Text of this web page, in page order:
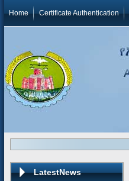
Home Certificate Authentication
LatestNews